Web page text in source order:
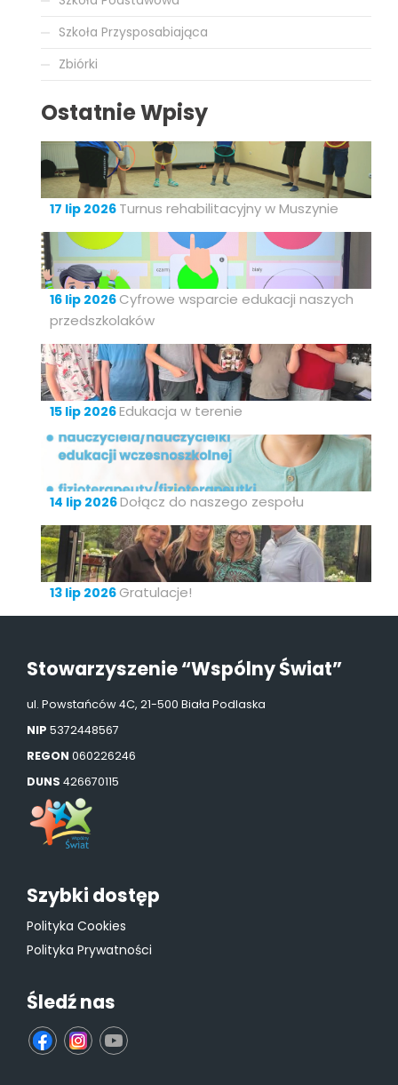
Szkoła Przysposabiająca
Zbiórki
Ostatnie Wpisy
17 lip 2026 Turnus rehabilitacyjny w Muszynie
16 lip 2026 Cyfrowe wsparcie edukacji naszych
przedszkolaków
15 lip 2026Edukacja w terenie
14 lip 2026Dołącz do naszego zespołu
13 lip 2026 Gratulacje!
Stowarzyszenie “Wspólny Świat”
ul. Powstańców 4C, 21-500 Biała Podlaska
NIP 5372448567
REGON 060226246
DUNS 426670115
Szybki dostęp
Polityka Cookies
Polityka Prywatności
Śledź nas
fb ins yt